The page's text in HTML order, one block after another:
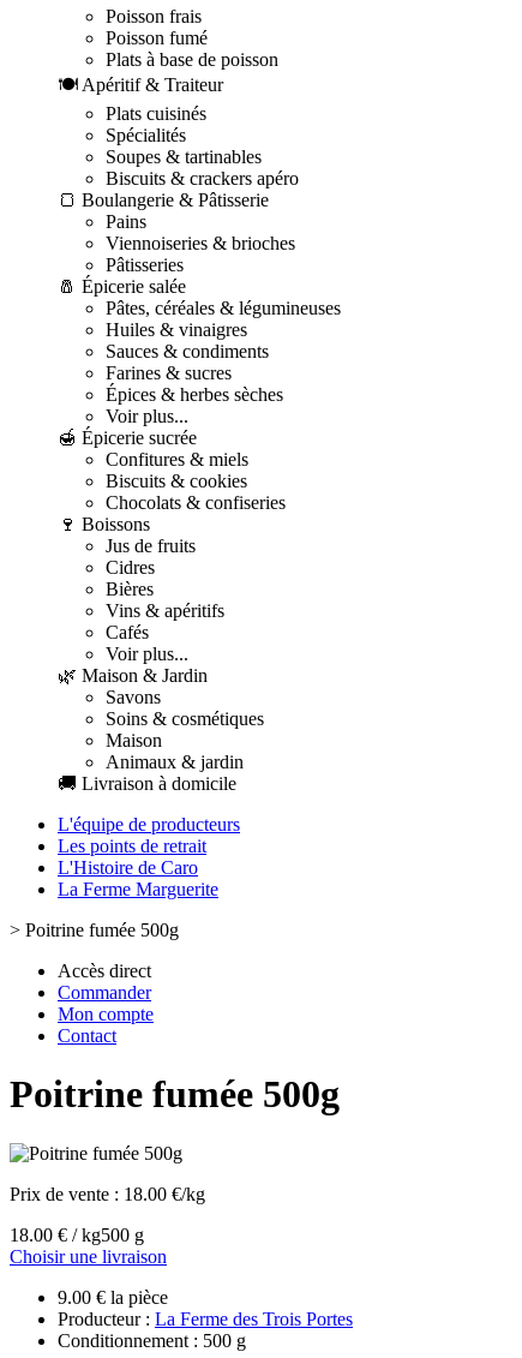
Poisson frais
Poisson fumé
Plats à base de poisson
🍽️ Apéritif & Traiteur
Plats cuisinés
Spécialités
Soupes & tartinables
Biscuits & crackers apéro
🍞 Boulangerie & Pâtisserie
Pains
Viennoiseries & brioches
Pâtisseries
🧂 Épicerie salée
Pâtes, céréales & légumineuses
Huiles & vinaigres
Sauces & condiments
Farines & sucres
Épices & herbes sèches
Voir plus...
🍯 Épicerie sucrée
Confitures & miels
Biscuits & cookies
Chocolats & confiseries
🍷 Boissons
Jus de fruits
Cidres
Bières
Vins & apéritifs
Cafés
Voir plus...
🌿 Maison & Jardin
Savons
Soins & cosmétiques
Maison
Animaux & jardin
🚚 Livraison à domicile
L'équipe de producteurs
Les points de retrait
L'Histoire de Caro
La Ferme Marguerite
> Poitrine fumée 500g
Accès direct
Commander
Mon compte
Contact
Poitrine fumée 500g
Prix de vente : 18.00 €/kg
18.00 € / kg500 g
Choisir une livraison
9.00 € la pièce
Producteur : La Ferme des Trois Portes
Conditionnement : 500 g